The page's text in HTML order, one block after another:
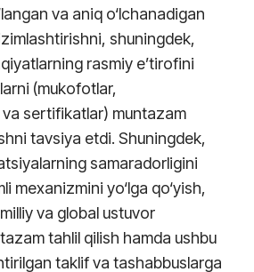
va aniq o‘lchanadigan
shuningdek,
rasmiy e’tirofini
(mukofotlar,
sertifikatlar) muntazam
tavsiya etdi. Shuningdek,
samaradorligini
mexanizmini yo‘lga qo‘yish,
va global ustuvor
tahlil qilish hamda ushbu
taklif va tashabbuslarga